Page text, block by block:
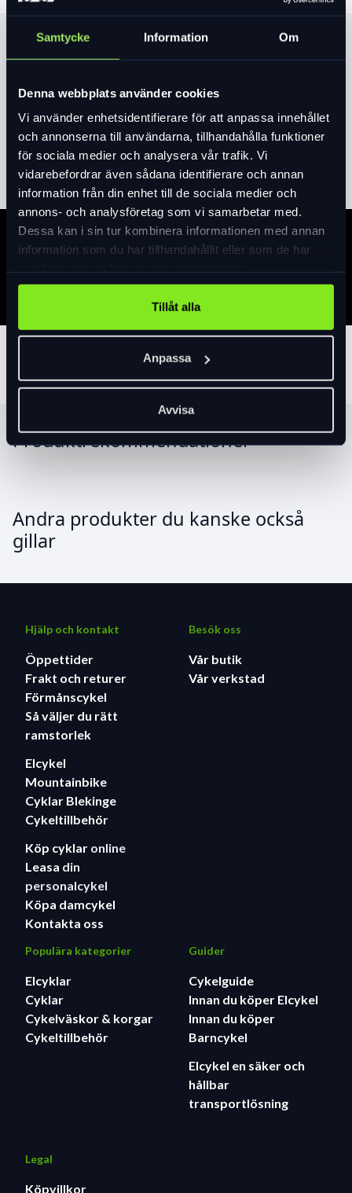
Samtycke Information Om
Denna webbplats använder cookies
Vi använder enhetsidentifierare för att anpassa innehållet
och annonserna till användarna, tillhandahålla funktioner
för sociala medier och analysera vår trafik. Vi
vidarebefordrar även sådana identifierare och annan
information från din enhet till de sociala medier och
annons- och analysföretag som vi samarbetar med.
Dessa kan i sin tur kombinera informationen med annan
information som du har tillhandahållit eller som de har
Tillåt alla
Anpassa
Avvisa
Produktinformation
EPIC.
Mått B40 x H20 x D29 cm. Vikt 1,33 kg. Volym 23 L. Max 10
kg.
Läs merexpand_more
Specifikation
Produktrekommendationer
Andra produkter du kanske också
gillar
Hjälp och kontakt
Öppettider
Frakt och returer
Förmånscykel
Så väljer du rätt
ramstorlek
Elcykel
Mountainbike
Cyklar Blekinge
Cykeltillbehör
Köp cyklar online
Leasa din
personalcykel
Köpa damcykel
Kontakta oss
Besök oss
Vår butik
Vår verkstad
Populära kategorier
Elcyklar
Cyklar
Cykelväskor & korgar
Cykeltillbehör
Guider
Cykelguide
Innan du köper Elcykel
Innan du köper
Barncykel
Elcykel en säker och
hållbar
transportlösning
Legal
Köpvillkor